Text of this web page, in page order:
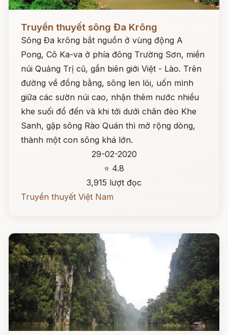
Đọc ngay
Truyền thuyết sông Đa Krông
Sông Đa krông bắt nguồn ở vùng động A
Pong, Cô Ka-va ở phía đông Trường Sơn, miền
núi Quảng Trị cũ, gần biên giới Việt - Lào. Trên
đường về đồng bằng, sông len lỏi, uốn mình
giữa các sườn núi cao, nhận thêm nước nhiều
khe suối đổ đến và khi tới dưới chân đèo Khe
Sanh, gặp sông Rào Quán thì mở rộng dòng,
thành một con sông khá lớn.
29-02-2020
⭐ 4.8
3,915 lượt đọc
Truyền thuyết Việt Nam